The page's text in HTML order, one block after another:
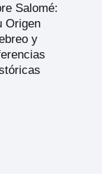
Salomé:
Origen
y